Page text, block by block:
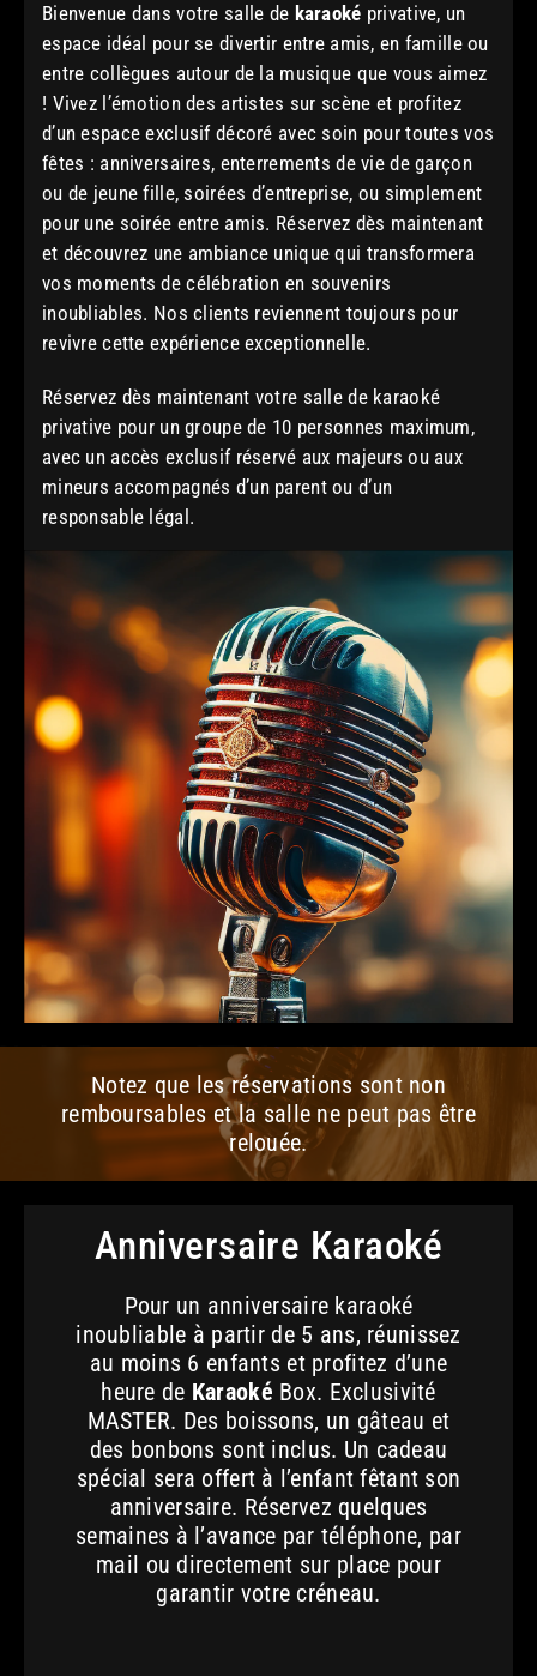
Bienvenue dans votre salle de karaoké privative, un
espace idéal pour se divertir entre amis, en famille ou
entre collègues autour de la musique que vous aimez
! Vivez l’émotion des artistes sur scène et profitez
d’un espace exclusif décoré avec soin pour toutes vos
fêtes : anniversaires, enterrements de vie de garçon
ou de jeune fille, soirées d’entreprise, ou simplement
pour une soirée entre amis. Réservez dès maintenant
et découvrez une ambiance unique qui transformera
vos moments de célébration en souvenirs
inoubliables. Nos clients reviennent toujours pour
revivre cette expérience exceptionnelle.
Réservez dès maintenant votre salle de karaoké
privative pour un groupe de 10 personnes maximum,
avec un accès exclusif réservé aux majeurs ou aux
mineurs accompagnés d’un parent ou d’un
responsable légal.
Notez que les réservations sont non
remboursables et la salle ne peut pas être
relouée.
Anniversaire Karaoké
Pour un anniversaire karaoké
inoubliable à partir de 5 ans, réunissez
au moins 6 enfants et profitez d’une
heure de Karaoké Box. Exclusivité
MASTER. Des boissons, un gâteau et
des bonbons sont inclus. Un cadeau
spécial sera offert à l’enfant fêtant son
anniversaire. Réservez quelques
semaines à l’avance par téléphone, par
mail ou directement sur place pour
garantir votre créneau.